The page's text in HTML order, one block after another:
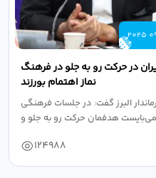
2025
در حرکت رو به جلو در فرهنگ
نماز اهتمام بورزند
البرز گفت: در جلسات فرهنگی
می‌بایست هدفمان حرکت رو به جلو و
124988